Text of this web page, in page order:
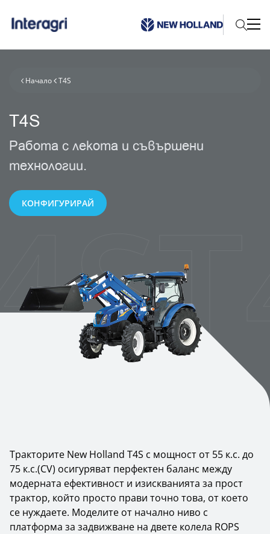
Начало T4S
T4S
Работа с лекота и съвършени
технологии.
КОНФИГУРИРАЙ
Тракторите New Holland T4S с мощност от 55 к.с. до
75 к.с.(CV) осигуряват перфектен баланс между
модерната ефективност и изискванията за прост
трактор, който просто прави точно това, от което
се нуждаете. Моделите от начално ниво с
платформа за задвижване на двете колела ROPS